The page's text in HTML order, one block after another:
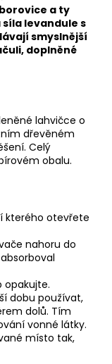
a ty
levandule s
smyslnější
doplněné
lahvičce o
dřevěném
Celý
obalu.
kterého otevřete
nahoru do
opakujte.
dobu používat,
dolů. Tím
vonné látky.
místo tak,